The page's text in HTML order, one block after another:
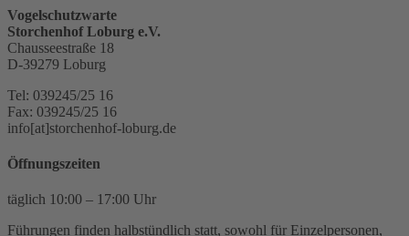
Vogelschutzwarte
Storchenhof Loburg e.V.
Chausseestraße 18
D-39279 Loburg
Tel: 039245/25 16
Fax: 039245/25 16
info[at]storchenhof-loburg.de
Öffnungszeiten
täglich 10:00 – 17:00 Uhr
Führungen finden halbstündlich statt, sowohl für Einzelpersonen,